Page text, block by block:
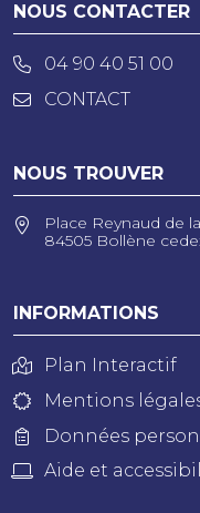
NOUS CONTACTER
04 90 40 51 00
CONTACT
NOUS TROUVER
Place Reynaud de
84505 Bollène
INFORMATIONS
Plan Interactif
Mentions
Données
Aide et